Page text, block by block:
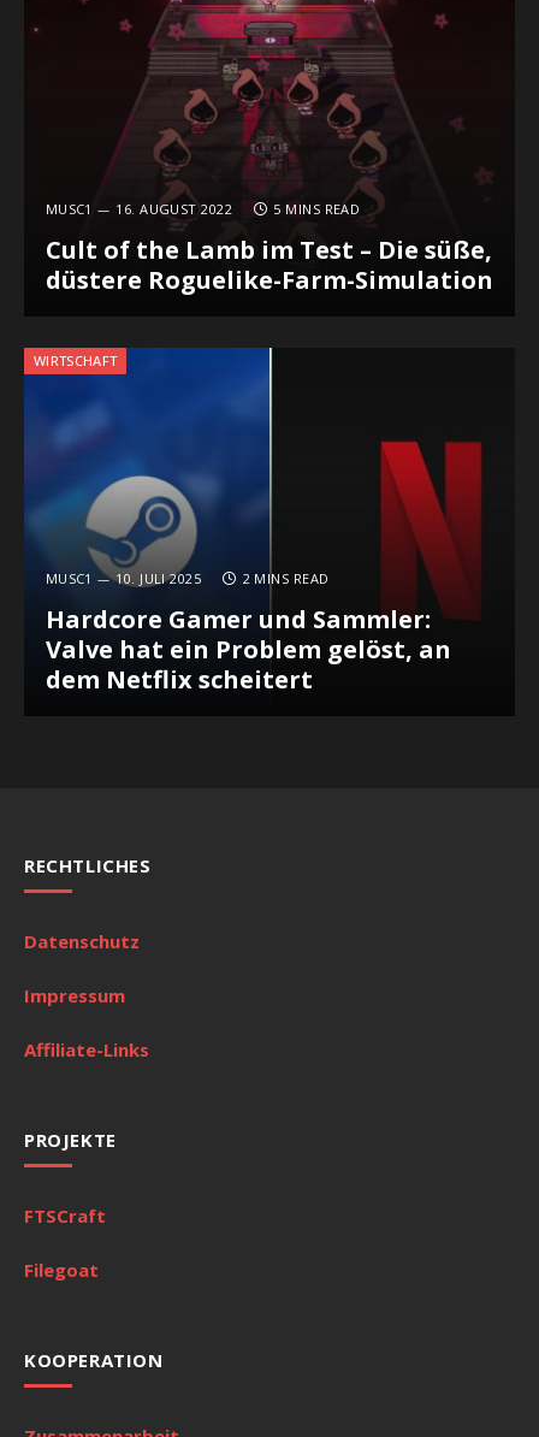
MUSC1 16. AUGUST 2022 5 MINS READ
Cult of the Lamb im Test – Die süße,
düstere Roguelike-Farm-Simulation
WIRTSCHAFT
MUSC1 10. JULI 2025 2 MINS READ
Hardcore Gamer und Sammler:
Valve hat ein Problem gelöst, an
dem Netflix scheitert
RECHTLICHES
Datenschutz
Impressum
Affiliate-Links
PROJEKTE
FTSCraft
Filegoat
KOOPERATION